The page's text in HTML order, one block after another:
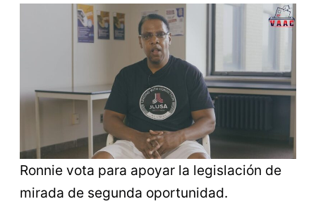
Ronnie vota para apoyar la legislación de
mirada de segunda oportunidad.